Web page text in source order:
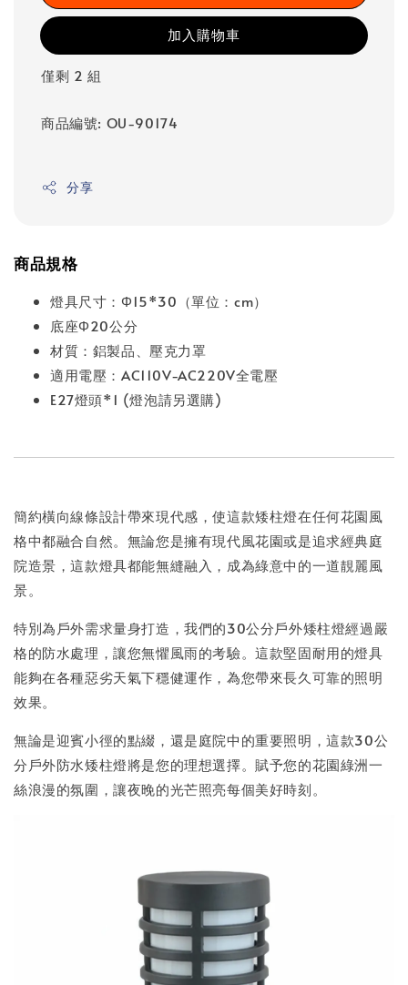
加入購物車
僅剩 2 組
商品編號: OU-90174
分享
商品規格
燈具尺寸：Φ15*30（單位：cm）
底座Φ20公分
材質：鋁製品、壓克力罩
適用電壓：AC110V-AC220V全電壓
E27燈頭*1 (燈泡請另選購)
簡約橫向線條設計帶來現代感，使這款矮柱燈在任何花園風
格中都融合自然。無論您是擁有現代風花園或是追求經典庭
院造景，這款燈具都能無縫融入，成為綠意中的一道靚麗風
景。
特別為戶外需求量身打造，我們的30公分戶外矮柱燈經過嚴
格的防水處理，讓您無懼風雨的考驗。這款堅固耐用的燈具
能夠在各種惡劣天氣下穩健運作，為您帶來長久可靠的照明
效果。
無論是迎賓小徑的點綴，還是庭院中的重要照明，這款30公
分戶外防水矮柱燈將是您的理想選擇。賦予您的花園綠洲一
絲浪漫的氛圍，讓夜晚的光芒照亮每個美好時刻。